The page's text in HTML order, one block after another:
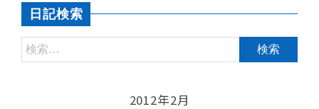
日記検索
2012年2月